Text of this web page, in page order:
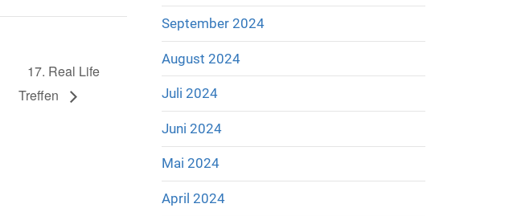
17. Real Life
Treffen
September 2024
August 2024
Juli 2024
Juni 2024
Mai 2024
April 2024